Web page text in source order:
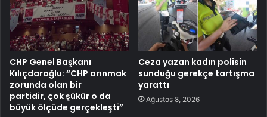
CHP Genel Başkanı
Kılıçdaroğlu: “CHP arınmak
zorunda olan bir
partidir, çok şükür o da
büyük ölçüde gerçekleşti”
Ceza yazan kadın polisin
sunduğu gerekçe tartışma
yarattı
Ağustos 8, 2026